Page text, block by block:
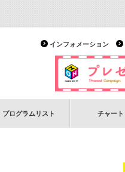
インフォメーション
プログラムリスト チャート